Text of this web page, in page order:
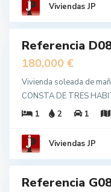
Viviendas JP
19
Referencia
180,000 €
Vivienda soleada de
CONSTA DE TRES
1
2 1
Viviendas JP
6
Referencia